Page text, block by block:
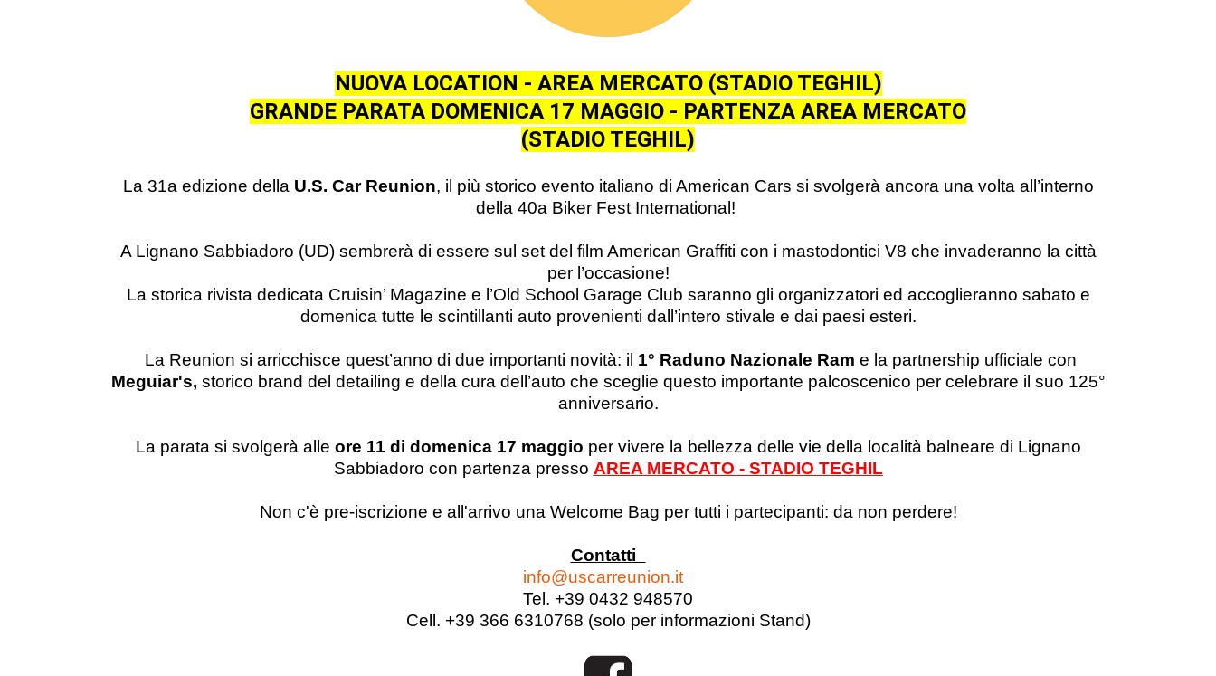
NUOVA LOCATION - AREA MERCATO (STADIO TEGHIL)
GRANDE PARATA DOMENICA 17 MAGGIO - PARTENZA AREA MERCATO
(STADIO TEGHIL)
La 31a edizione della U.S. Car Reunion, il più storico evento italiano di American Cars si svolgerà ancora una volta all’interno
della 40a Biker Fest International!
A Lignano Sabbiadoro (UD) sembrerà di essere sul set del film American Graffiti con i mastodontici V8 che invaderanno la città
per l’occasione!
La storica rivista dedicata Cruisin’ Magazine e l’Old School Garage Club saranno gli organizzatori ed accoglieranno sabato e
domenica tutte le scintillanti auto provenienti dall’intero stivale e dai paesi esteri.
La Reunion si arricchisce quest’anno di due importanti novità: il 1° Raduno Nazionale Ram e la partnership ufficiale con
Meguiar's, storico brand del detailing e della cura dell’auto che sceglie questo importante palcoscenico per celebrare il suo 125°
anniversario.
La parata si svolgerà alle ore 11 di domenica 17 maggio per vivere la bellezza delle vie della località balneare di Lignano
Sabbiadoro con partenza presso AREA MERCATO - STADIO TEGHIL
Non c'è pre-iscrizione e all'arrivo una Welcome Bag per tutti i partecipanti: da non perdere!
Contatti
info@uscarreunion.it
Tel. +39 0432 948570
Cell. +39 366 6310768 (solo per informazioni Stand)